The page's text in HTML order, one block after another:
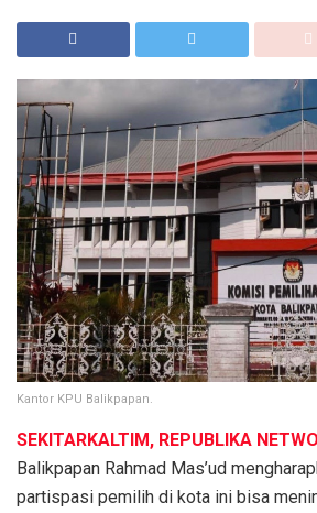
Kantor KPU Balikpapan.
SEKITARKALTIM, REPUBLIKA
Balikpapan Rahmad Mas’ud
partispasi pemilih di kota ini bisa